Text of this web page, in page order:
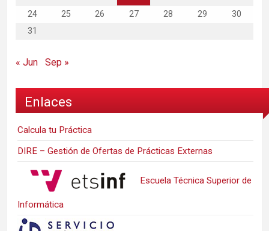
24
25 26 27 28 29
30
31
« Jun Sep »
Enlaces
Calcula tu Práctica
DIRE – Gestión de Ofertas de Prácticas Externas
Escuela Técnica Superior de
Informática